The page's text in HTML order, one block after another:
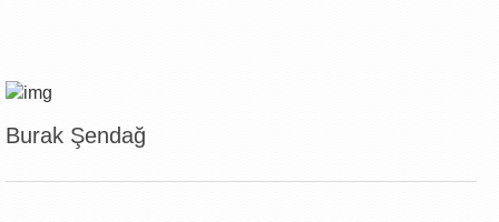
Burak Şendağ